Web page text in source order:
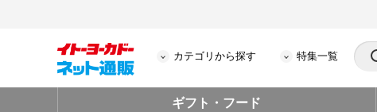
カテゴリから探す 特集一覧
ギフト・フード